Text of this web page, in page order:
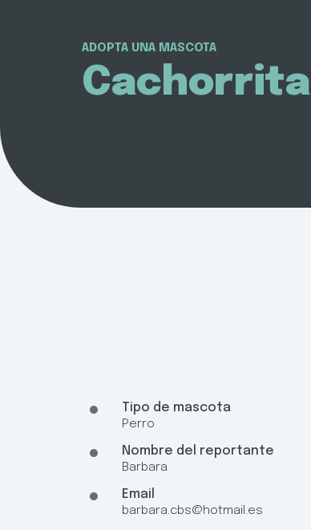
ADOPTA UNA MASCOTA
Cachorrita
Tipo de mascota
Perro
Nombre del reportante
Barbara
Email
barbara.cbs@hotmail.es